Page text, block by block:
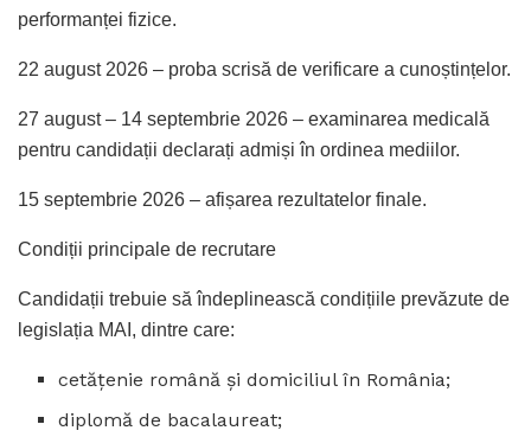
performanței fizice.
22 august 2026 – proba scrisă de verificare a cunoștințelor.
27 august – 14 septembrie 2026 – examinarea medicală
pentru candidații declarați admiși în ordinea mediilor.
15 septembrie 2026 – afișarea rezultatelor finale.
Condiții principale de recrutare
Candidații trebuie să îndeplinească condițiile prevăzute de
legislația MAI, dintre care:
cetățenie română și domiciliul în România;
diplomă de bacalaureat;